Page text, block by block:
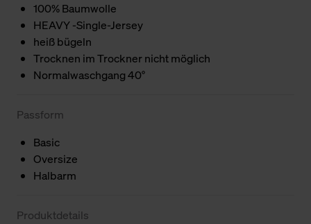
100% Baumwolle
HEAVY -Single-Jersey
heiß bügeln
Trocknen im Trockner nicht möglich
Normalwaschgang 40°
Passform
Basic
Oversize
Halbarm
Produktdetails